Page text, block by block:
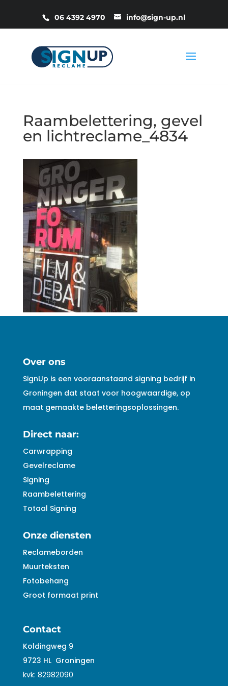
06 4392 4970 info@sign-up.nl
Raambelettering, gevel
en lichtreclame_4834
Over ons
SignUp is een vooraanstaand signing bedrijf in
Groningen dat staat voor hoogwaardige, op
maat gemaakte beletteringsoplossingen.
Direct naar:
Carwrapping
Gevelreclame
Signing
Raambelettering
Totaal Signing
Onze diensten
Reclameborden
Muurteksten
Fotobehang
Groot formaat print
Contact
Koldingweg 9
9723 HL Groningen
kvk: 82982090